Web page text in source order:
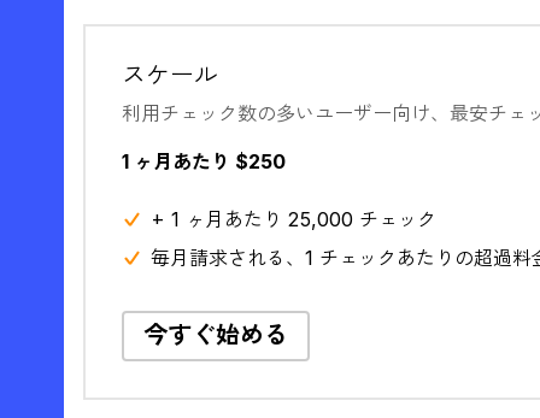
スケール
利用チェック数の多いユーザー向け、最安チェ
1 ヶ月あたり $250
+ 1 ヶ月あたり 25,000 チェック
毎月請求される、1 チェックあたりの超過
今すぐ始める